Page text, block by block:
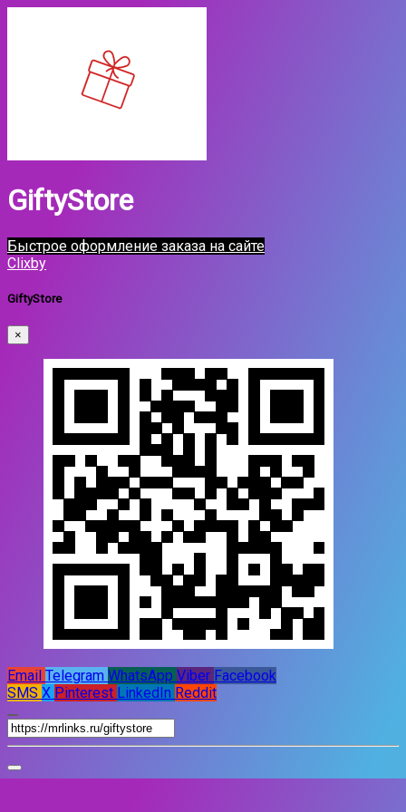
GiftyStore
Быстрое оформление заказа на сайте
Clixby
GiftyStore
×
Email Telegram WhatsApp Viber Facebook
SMS X Pinterest LinkedIn Reddit